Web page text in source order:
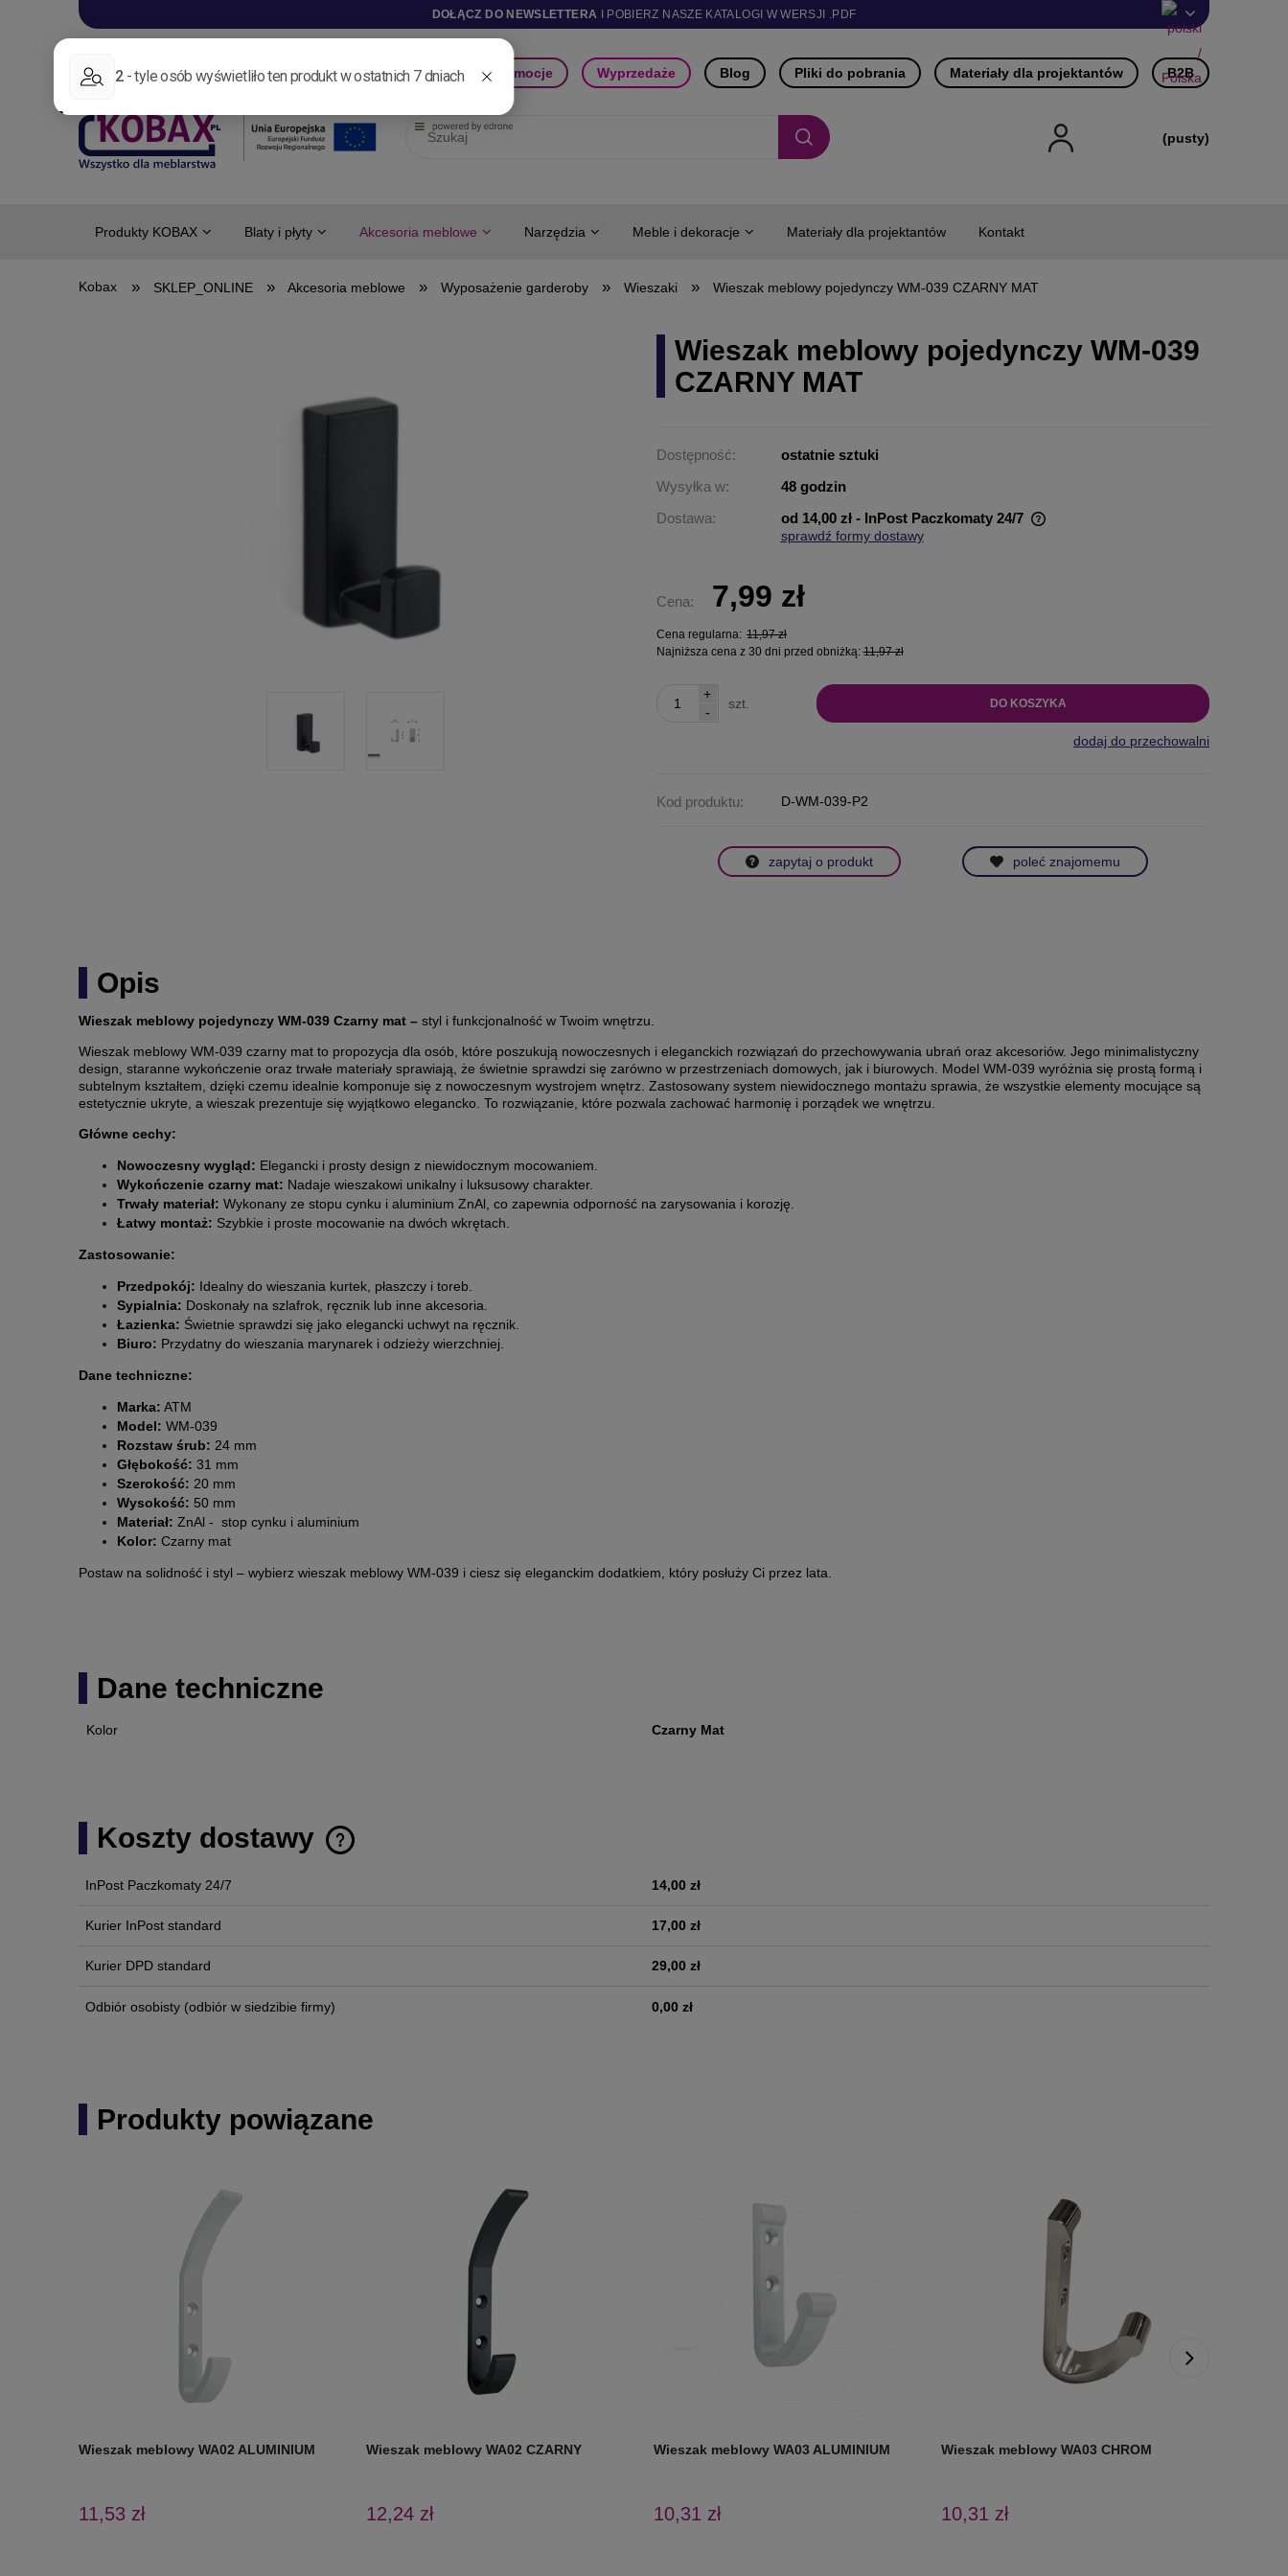
DOŁĄCZ DO NEWSLETTERA I POBIERZ NASZE KATALOGI W WERSJI .PDF
Aktualności Nowości Promocje Wyprzedaże Blog Pliki do pobrania Materiały dla projektantów B2B
(pusty)
Produkty KOBAX Blaty i płyty Akcesoria meblowe Narzędzia Meble i dekoracje Materiały dla projektantów Kontakt
» SKLEP_ONLINE » Akcesoria meblowe » Wyposażenie garderoby » Wieszaki » Wieszak meblowy pojedynczy WM-039 CZARNY MAT
Wieszak meblowy pojedynczy WM-039
CZARNY MAT
Dostępność:
ostatnie sztuki
Wysyłka w:
48 godzin
Dostawa:
od 14,00 zł - InPost Paczkomaty 24/7
sprawdź formy dostawy
Cena: 7,99 zł
Cena regularna: 11,97 zł
Najniższa cena z 30 dni przed obniżką:11,97 zł
-
+
szt. DO KOSZYKA
dodaj do przechowalni
Kod produktu: D-WM-039-P2
zapytaj o produkt poleć znajomemu
Opis
Wieszak meblowy pojedynczy WM-039 Czarny mat – styl i funkcjonalność w Twoim wnętrzu.
Wieszak meblowy WM-039 czarny mat to propozycja dla osób, które poszukują nowoczesnych i eleganckich rozwiązań do przechowywania ubrań oraz akcesoriów. Jego minimalistyczny
design, staranne wykończenie oraz trwałe materiały sprawiają, że świetnie sprawdzi się zarówno w przestrzeniach domowych, jak i biurowych. Model WM-039 wyróżnia się prostą formą i
subtelnym kształtem, dzięki czemu idealnie komponuje się z nowoczesnym wystrojem wnętrz. Zastosowany system niewidocznego montażu sprawia, że wszystkie elementy mocujące są
estetycznie ukryte, a wieszak prezentuje się wyjątkowo elegancko. To rozwiązanie, które pozwala zachować harmonię i porządek we wnętrzu.
Główne cechy:
Nowoczesny wygląd: Elegancki i prosty design z niewidocznym mocowaniem.
Wykończenie czarny mat: Nadaje wieszakowi unikalny i luksusowy charakter.
Trwały materiał: Wykonany ze stopu cynku i aluminium ZnAl, co zapewnia odporność na zarysowania i korozję.
Łatwy montaż: Szybkie i proste mocowanie na dwóch wkrętach.
Zastosowanie:
Przedpokój: Idealny do wieszania kurtek, płaszczy i toreb.
Sypialnia: Doskonały na szlafrok, ręcznik lub inne akcesoria.
Łazienka: Świetnie sprawdzi się jako elegancki uchwyt na ręcznik.
Biuro: Przydatny do wieszania marynarek i odzieży wierzchniej.
Dane techniczne:
Marka: ATM
Model: WM-039
Rozstaw śrub: 24 mm
Głębokość: 31 mm
Szerokość: 20 mm
Wysokość: 50 mm
Materiał: ZnAl - stop cynku i aluminium
Kolor: Czarny mat
Postaw na solidność i styl – wybierz wieszak meblowy WM-039 i ciesz się eleganckim dodatkiem, który posłuży Ci przez lata.
Dane techniczne
Kolor Czarny Mat
Koszty dostawy
InPost Paczkomaty 24/7 14,00 zł
Kurier InPost standard 17,00 zł
Kurier DPD standard 29,00 zł
Odbiór osobisty (odbiór w siedzibie firmy) 0,00 zł
Produkty powiązane
Wieszak meblowy WA02 ALUMINIUM
11,53 zł
Wieszak meblowy WA02 CZARNY
12,24 zł
Wieszak meblowy WA03 ALUMINIUM
10,31 zł
Wieszak meblowy WA03 CHROM
10,31 zł